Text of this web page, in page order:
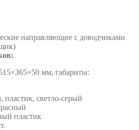
направляющие с доводчиками
мм, габариты:
светло-серый
пластик